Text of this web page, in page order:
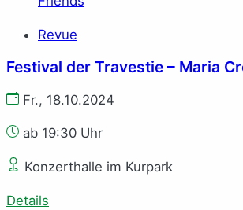
Revue
Festival der Travestie – Maria
Fr., 18.10.2024
ab 19:30 Uhr
Konzerthalle im Kurpark
Details